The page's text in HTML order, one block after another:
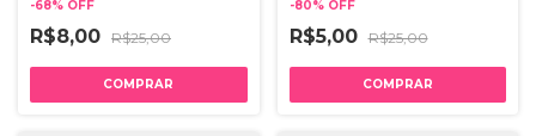
-68% OFF
R$8,00 R$25,00
-80% OFF
R$5,00 R$25,00